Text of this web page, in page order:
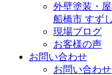
外壁塗装・
船橋市 すず
現場ブログ
お客様の声
お問い合わせ
お問い合わせ